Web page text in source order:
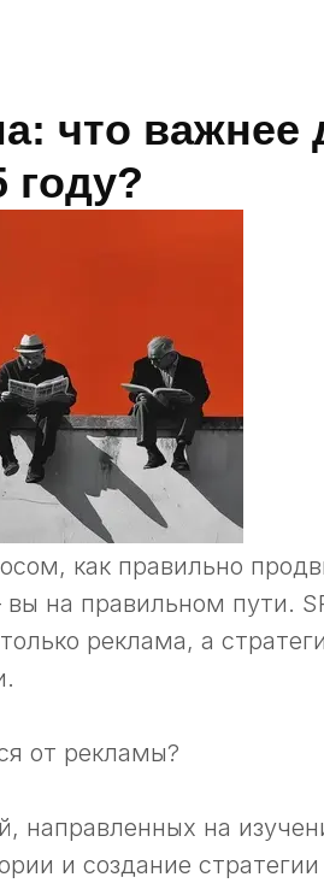
что важнее
году?
как правильно
на правильном пути.
реклама, а
от рекламы?
направленных на
и создание стратегии